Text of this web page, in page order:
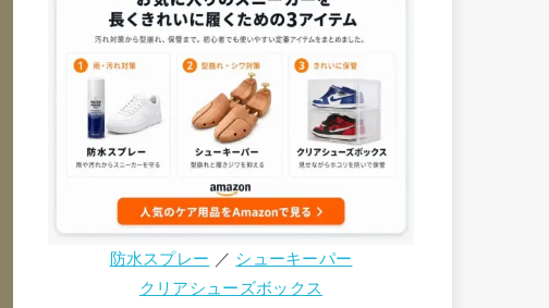
防水スプレー ／ シューキーパー
クリアシューズボックス